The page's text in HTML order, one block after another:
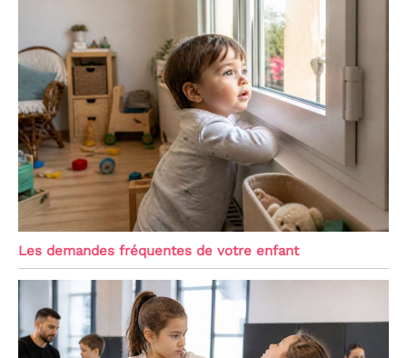
Les demandes fréquentes de votre enfant